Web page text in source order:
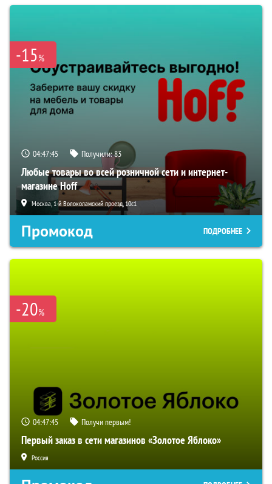
-15%
04:47:44 Получили:83
Любые товары во всей розничной сети и интернет-
магазине Hoff
Москва, 1-й Волоколамский проезд, 10с1
Промокод ПОДРОБНЕЕ
-20%
04:47:44 Получи первым!
Первый заказ в сети магазинов «Золотое Яблоко»
Россия